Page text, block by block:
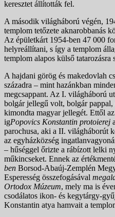
keresztet állították fel.
A második világháború végén,
templom tetőzete aknarobbanás
Az épületkárt 1954-ben 47 000
helyreállítani, s így a templom
templom alapos külső tatarozásra
A hajdani görög és makedovlah
századra – mint hazánkban
megcsappant. Az I. világháború
bolgár jellegű volt, bolgár pappal,
kimondta magyar jellegét. Ettől
igPopovics Konstantin protoierej
parochusa, aki a II. világháborút
az egyházközség
– hűséggel őrizte a rábízott lelki
műkincseket. Ennek az
ben Borsod-Abaúj-Zemplén
Esperesség összefogásával
Ortodox Múzeum, mely ma is
csodálatos ikon- és kegytárgy-
Konstantin atya hamvait a